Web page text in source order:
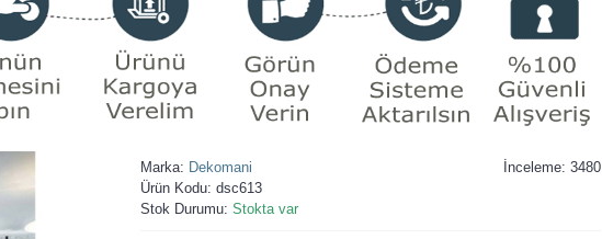
İnceleme: 3480
Marka: Dekomani
Ürün Kodu: dsc613
Stok Durumu: Stokta var